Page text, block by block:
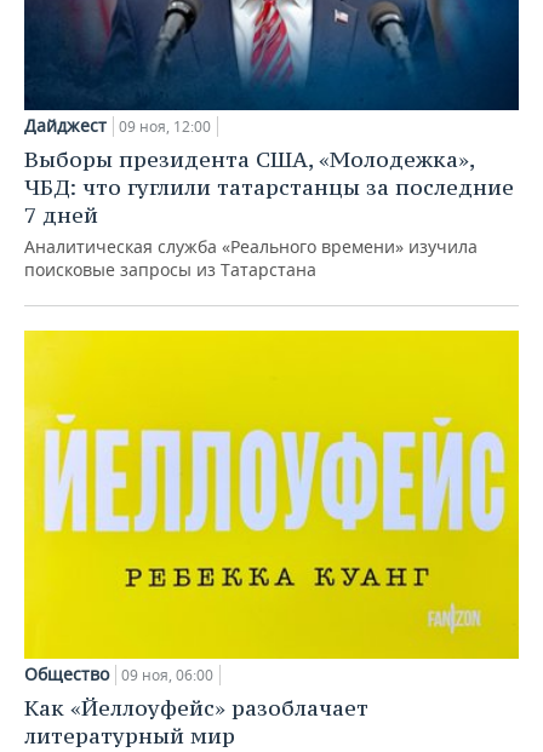
Дайджест 09 ноя, 12:00
Выборы президента США, «Молодежка»,
ЧБД: что гуглили татарстанцы за последние
7 дней
Аналитическая служба «Реального времени» изучила
поисковые запросы из Татарстана
Общество 09 ноя, 06:00
Как «Йеллоуфейс» разоблачает
литературный мир